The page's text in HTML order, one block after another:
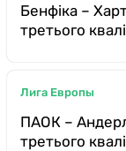
Бенфіка –
третього
Лига Европы
ПАОК –
третього